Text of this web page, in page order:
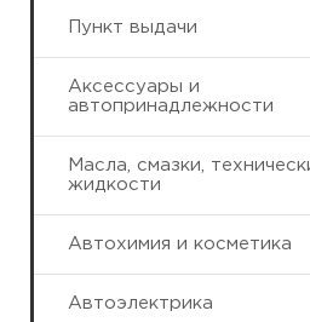
Пункт выдачи
Аксессуары и
автопринадлежности
Масла, смазки,
жидкости
Автохимия и косметика
Автоэлектрика